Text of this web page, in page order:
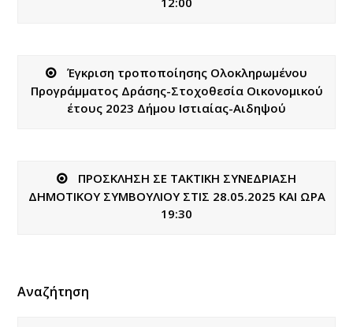
Έγκριση τροποποίησης Ολοκληρωμένου
Προγράμματος Δράσης-Στοχοθεσία Οικονομικού
έτους 2023 Δήμου Ιστιαίας-Αιδηψού
ΠΡΟΣΚΛΗΣΗ ΣΕ ΤΑΚΤΙΚΗ ΣΥΝΕΔΡΙΑΣΗ
ΔΗΜΟΤΙΚΟΥ ΣΥΜΒΟΥΛΙΟΥ ΣΤΙΣ 28.05.2025 ΚΑΙ ΩΡΑ
19:30
Αναζήτηση